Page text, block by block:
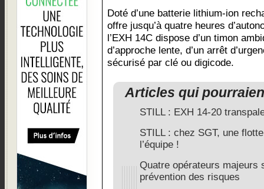
Doté d’une batterie lithium-ion
offre jusqu’à quatre heures
l’EXH 14C dispose d’un timon
d’approche lente, d’un arrêt
sécurisé par clé ou digicode.
Articles qui
STILL : EXH 14-20
STILL : chez SGT, une
l’équipe !
Quatre opérateurs majeurs
prévention des risques